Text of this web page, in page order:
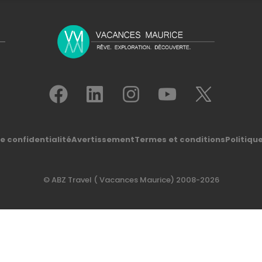
confidentialitéAvertissementTermes et conditions
© ABZ Travel ( Vacances Maurice) 2008-2026